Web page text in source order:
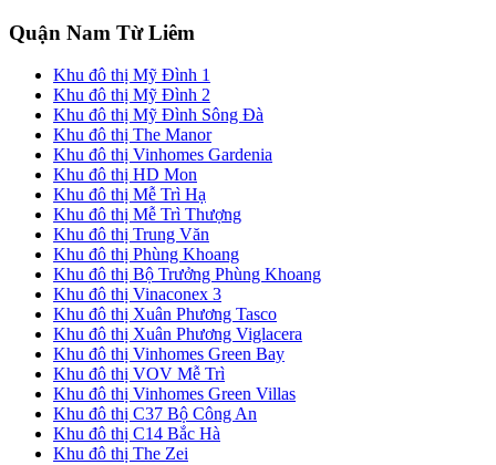
Quận Nam Từ Liêm
Khu đô thị Mỹ Đình 1
Khu đô thị Mỹ Đình 2
Khu đô thị Mỹ Đình Sông Đà
Khu đô thị The Manor
Khu đô thị Vinhomes Gardenia
Khu đô thị HD Mon
Khu đô thị Mễ Trì Hạ
Khu đô thị Mễ Trì Thượng
Khu đô thị Trung Văn
Khu đô thị Phùng Khoang
Khu đô thị Bộ Trưởng Phùng Khoang
Khu đô thị Vinaconex 3
Khu đô thị Xuân Phương Tasco
Khu đô thị Xuân Phương Viglacera
Khu đô thị Vinhomes Green Bay
Khu đô thị VOV Mễ Trì
Khu đô thị Vinhomes Green Villas
Khu đô thị C37 Bộ Công An
Khu đô thị C14 Bắc Hà
Khu đô thị The Zei